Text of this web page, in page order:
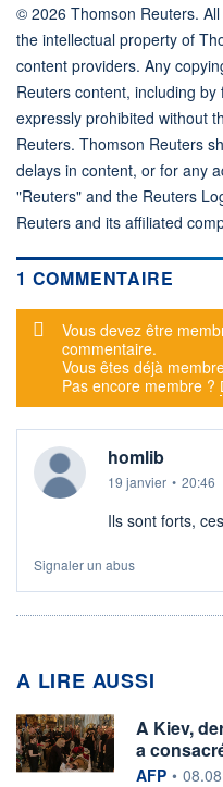
© 2026 Thomson Reuters.
the intellectual property of
content providers. Any
Reuters content, including
expressly prohibited without
Reuters. Thomson Reuters
delays in content, or for any
"Reuters" and the Reuters
Reuters and its affiliated
1 COMMENTAIRE
Message d'alerte
Vous devez être
commentaire.
Vous êtes déjà
Pas encore membre ?
homlib
19 janvier • 20:46
Ils sont forts,
Signaler un abus
A LIRE AUSSI
A Kiev,
a
information
AFP •